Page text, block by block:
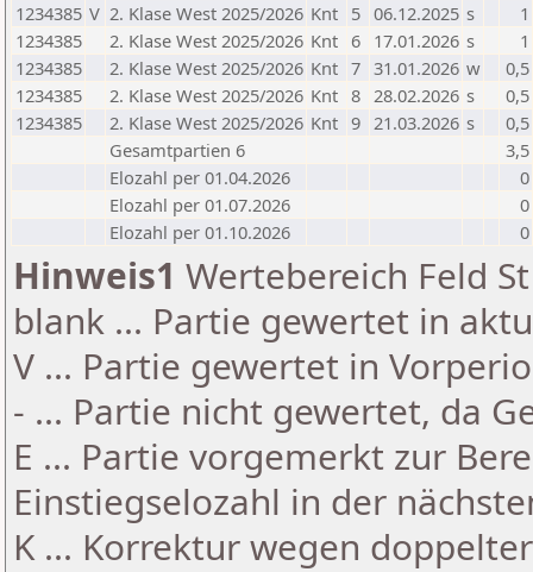
1234385 V 2. Klase West 2025/2026 Knt 5 06.12.2025 s
1
1234385
2. Klase West 2025/2026 Knt 6 17.01.2026 s
1
1234385
2. Klase West 2025/2026 Knt 7 31.01.2026 w
0,5
1234385
2. Klase West 2025/2026 Knt 8 28.02.2026 s
0,5
1234385
2. Klase West 2025/2026 Knt 9 21.03.2026 s
0,5
Gesamtpartien 6
3,5
Elozahl per 01.04.2026
0
Elozahl per 01.07.2026
0
Elozahl per 01.10.2026
0
Hinweis1 Wertebereich Feld
blank ... Partie gewertet in
V ... Partie gewertet in
- ... Partie nicht gewertet, da
E ... Partie vorgemerkt zur
Einstiegselozahl in der
K ... Korrektur wegen